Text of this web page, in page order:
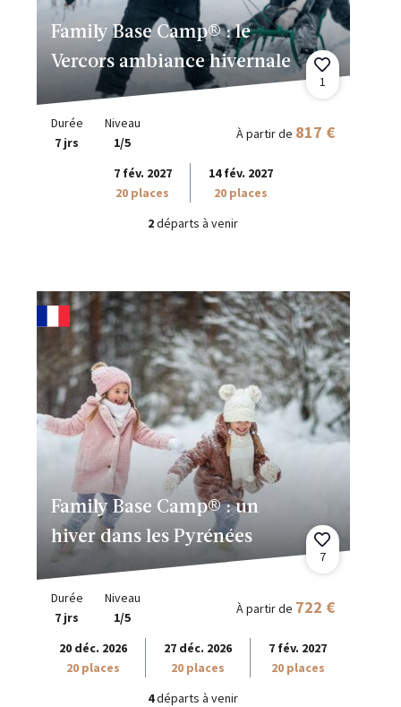
Family Base Camp® : le
Vercors ambiance hivernale
1
Durée
7 jrs
Niveau
1/5
À partir de 817 €
7 fév. 2027
20 places
14 fév. 2027
20 places
2départs à venir
Family Base Camp® : un
hiver dans les Pyrénées
7
Durée
7 jrs
Niveau
1/5
À partir de 722 €
20 déc. 2026
20 places
27 déc. 2026
20 places
7 fév. 2027
20 places
4départs à venir